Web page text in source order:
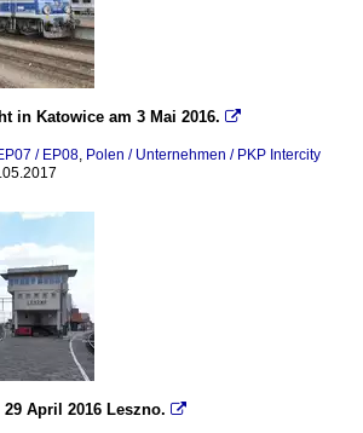
in Katowice am 3 Mai 2016. 
/ EP08, Polen / Unternehmen / PKP Intercity
29 April 2016 Leszno. 